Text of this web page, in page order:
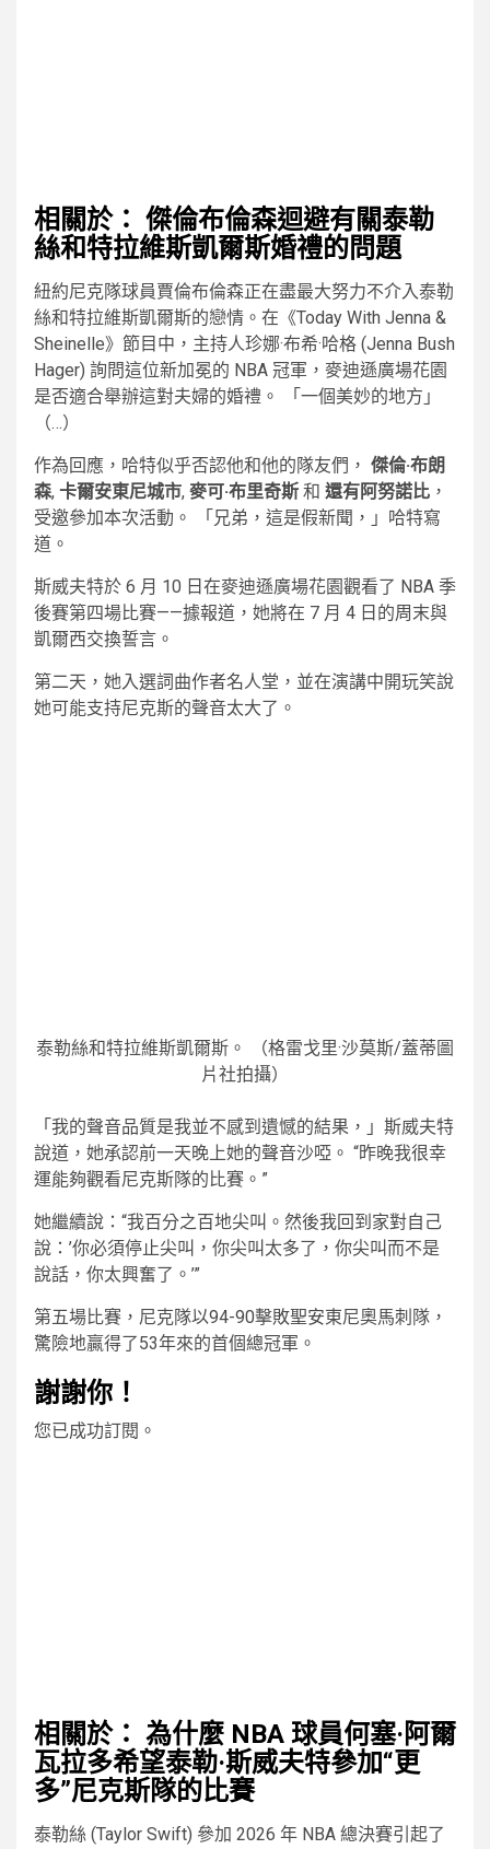
相關於： 傑倫布倫森迴避有關泰勒
絲和特拉維斯凱爾斯婚禮的問題
紐約尼克隊球員賈倫布倫森正在盡最大努力不介入泰勒
絲和特拉維斯凱爾斯的戀情。在《Today With Jenna &
Sheinelle》節目中，主持人珍娜·布希·哈格 (Jenna Bush
Hager) 詢問這位新加冕的 NBA 冠軍，麥迪遜廣場花園
是否適合舉辦這對夫婦的婚禮。 「一個美妙的地方」
（…）
作為回應，哈特似乎否認他和他的隊友們， 傑倫·布朗
森, 卡爾安東尼城市, 麥可·布里奇斯 和 還有阿努諾比 ，
受邀參加本次活動。 「兄弟，這是假新聞，」哈特寫
道。
斯威夫特於 6 月 10 日在麥迪遜廣場花園觀看了 NBA 季
後賽第四場比賽——據報道，她將在 7 月 4 日的周末與
凱爾西交換誓言。
第二天，她入選詞曲作者名人堂，並在演講中開玩笑說
她可能支持尼克斯的聲音太大了。
泰勒絲和特拉維斯凱爾斯。
（格雷戈里·沙莫斯/蓋蒂圖
片社拍攝）
「我的聲音品質是我並不感到遺憾的結果，」斯威夫特
說道，她承認前一天晚上她的聲音沙啞。 “昨晚我很幸
運能夠觀看尼克斯隊的比賽。”
她繼續說：“我百分之百地尖叫。然後我回到家對自己
說：’你必須停止尖叫，你尖叫太多了，你尖叫而不是
說話，你太興奮了。’”
第五場比賽，尼克隊以94-90擊敗聖安東尼奧馬刺隊，
驚險地贏得了53年來的首個總冠軍。
謝謝你！
您已成功訂閱。
相關於： 為什麼 NBA 球員何塞·阿爾
瓦拉多希望泰勒·斯威夫特參加“更
多”尼克斯隊的比賽
泰勒絲 (Taylor Swift) 參加 2026 年 NBA 總決賽引起了